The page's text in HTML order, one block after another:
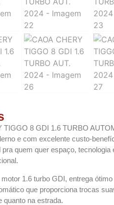
TIGGO 8 GDI 1.6 TURBO
e com excelente custo-
pra quem quer espaço,
1.6 turbo GDI, entrega
que proporciona trocas
quanto na estrada.